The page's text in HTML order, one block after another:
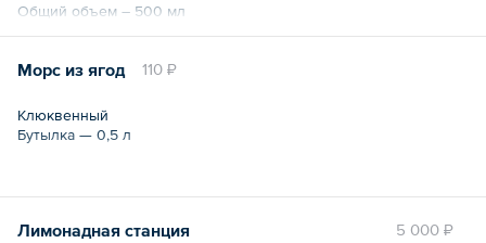
Общий объем – 500 мл
110 ₽
Морс из ягод
Клюквенный
Бутылка — 0,5 л
Общий объем – 500 мл
5 000 ₽
Лимонадная станция